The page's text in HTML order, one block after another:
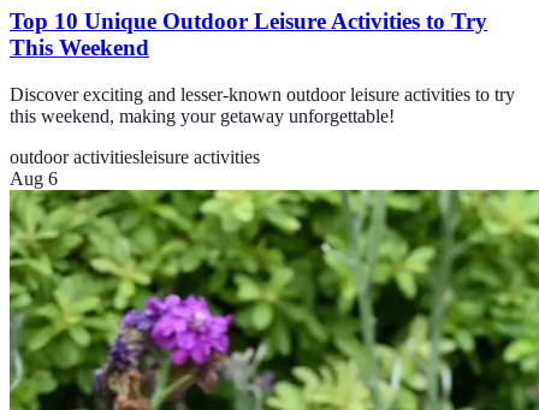
Top 10 Unique Outdoor Leisure Activities to Try
This Weekend
Discover exciting and lesser-known outdoor leisure activities to try
this weekend, making your getaway unforgettable!
outdoor activitiesleisure activities
Aug 6